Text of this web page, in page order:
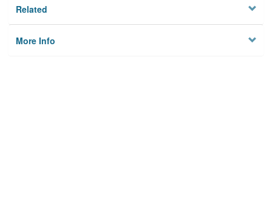
Related
More Info